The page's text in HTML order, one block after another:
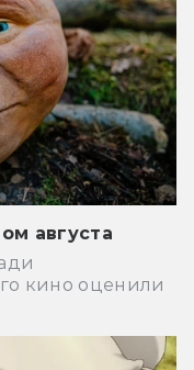
августа
кино оценили